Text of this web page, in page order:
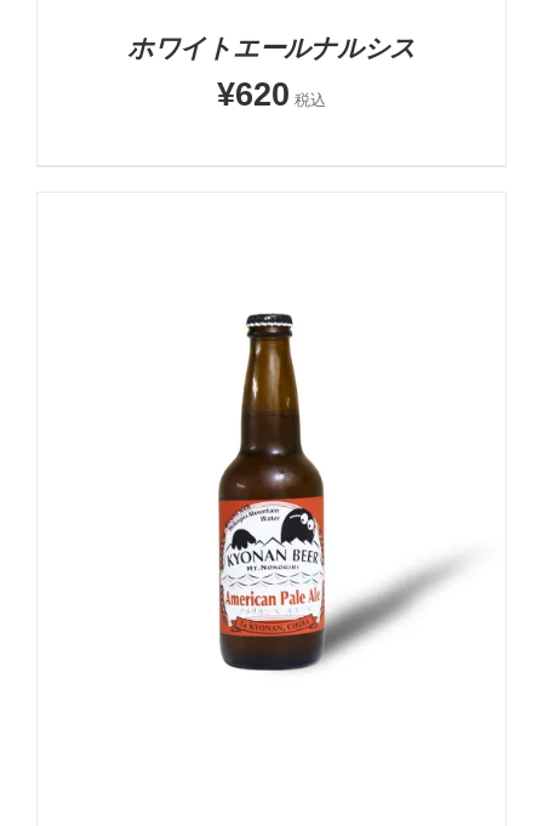
ホワイトエールナルシス
¥620 税込
お買い物カゴに追加
詳細